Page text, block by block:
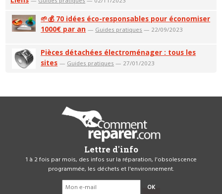
🌱💰 70 idées éco-responsables pour économiser
1000€ par an — Guides pratiques — 22/09/2023
Pièces détachées électroménager : tous les
sites — Guides pratiques — 27/01/2023
Lettre d'info
1 à 2 fois par mois, des infos sur la réparation, l'obsolescence
programmée, les déchets et l'environnement.
OK